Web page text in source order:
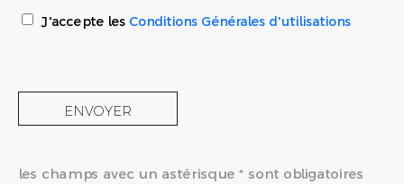
J'accepte les Conditions Générales d'utilisations
ENVOYER
les champs avec un astérisque * sont obligatoires